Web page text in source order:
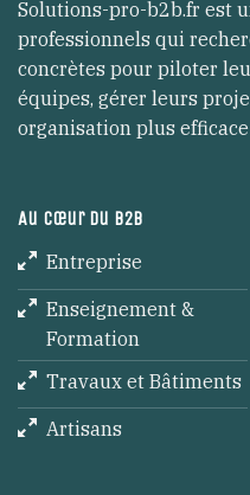
Solutions-pro-b2b.fr est
professionnels qui
concrètes pour piloter
équipes, gérer leurs
organisation plus
Au cœur du B2B
Entreprise
Enseignement &
Formation
Travaux et Bâtiments
Artisans